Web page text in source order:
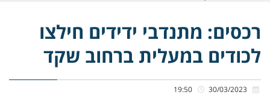
רכסים: מתנדבי ידידים חילצו
לכודים במעלית ברחוב שקד